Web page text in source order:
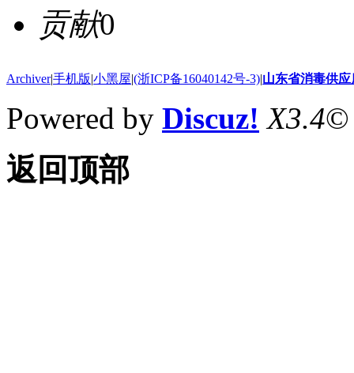
贡献0
Archiver|手机版|小黑屋|(浙ICP备16040142号-3)|山东省消毒供
Powered by Discuz! X3.4©
返回顶部